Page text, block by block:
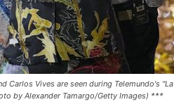
Carlos Vives are seen during Telemundo's "La
by Alexander Tamargo/Getty Images) ***